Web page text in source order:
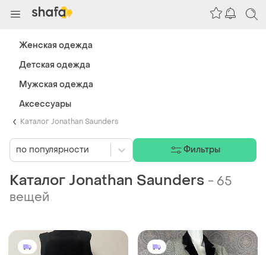
Каталог Jonathan Saunders
Каталог Jonathan Saunders - 65
вещей
по популярности Фильтры
Женская одежда
Детская одежда
Мужская одежда
Аксессуары